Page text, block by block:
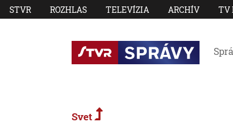
STVR ROZHLAS TELEVÍZIA ARCHÍV TV
Svet